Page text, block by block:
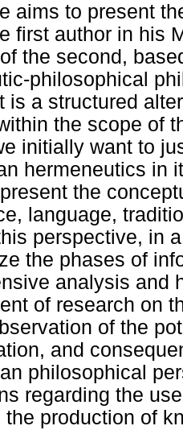
aims to present
first author in his
the second,
philosophical
is a structured
the scope of
initially want to
hermeneutics in
the
language,
perspective, in
the phases of
analysis and
of research on
of the
and
philosophical
regarding the
the production of